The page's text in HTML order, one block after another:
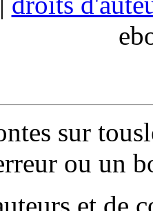
sur
ou un